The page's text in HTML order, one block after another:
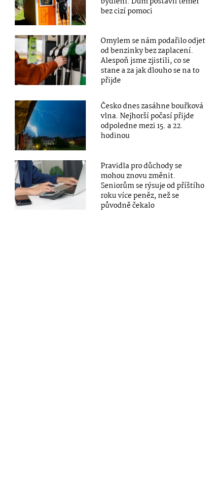
bez cizí pomoci
Omylem se nám podařilo odjet
od benzinky bez zaplacení.
Alespoň jsme zjistili, co se
stane a za jak dlouho se na to
přijde
Česko dnes zasáhne bouřková
vlna. Nejhorší počasí přijde
odpoledne mezi 15. a 22.
hodinou
Pravidla pro důchody se
mohou znovu změnit.
Seniorům se rýsuje od příštího
roku více peněz, než se
původně čekalo